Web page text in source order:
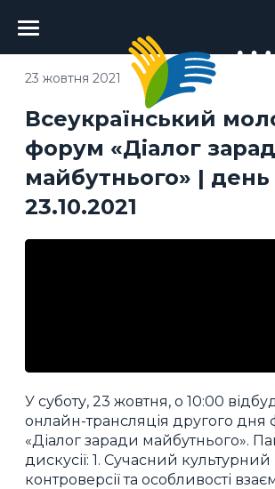
Головне
меню
Всеукраїнський
форум «Діалог
майбутнього» | день
23.10.2021
23 жовтня 2021
У суботу, 23 жовтня, о 10:00
онлайн-трансляція другого дня
«Діалог заради майбутнього».
дискусії: 1. Сучасний культурний
контроверсії та особливості